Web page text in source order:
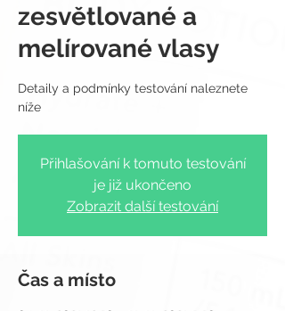
zesvětlované a
melírované vlasy
Detaily a podmínky testování naleznete
Přihlašování k tomuto testování
je již ukončeno
Zobrazit další testování
Čas a místo